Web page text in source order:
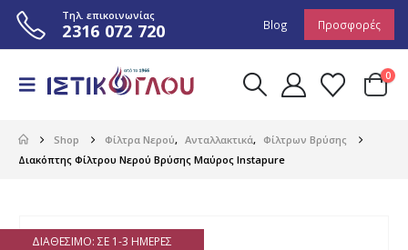
Τηλ. επικοινωνίας
2316 072 720 Blog Προσφορές
0
Shop Φίλτρα Νερού, Ανταλλακτικά, Φίλτρων Βρύσης
Διακόπτης Φίλτρου Νερού Βρύσης Μαύρος Instapure
ΔΙΑΘΈΣΙΜΟ: ΣΕ 1-3 ΗΜΈΡΕΣ